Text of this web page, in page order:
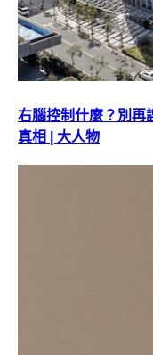
右腦控制什麼？別再
真相 | 大人物